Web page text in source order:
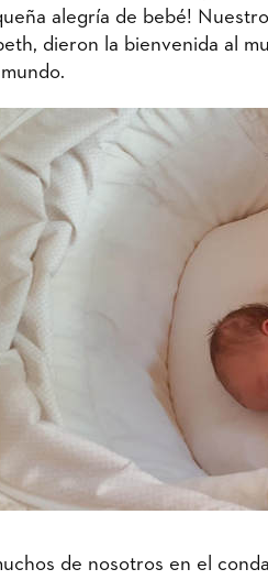
alegría de bebé!
dieron la bienvenida al
de nosotros en el